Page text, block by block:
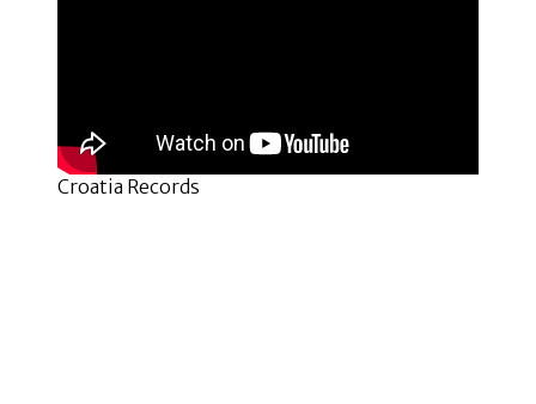
Croatia Records